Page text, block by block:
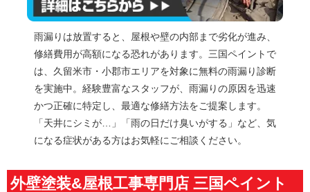
雨漏りは放置すると、屋根や壁の内部まで劣化が進み、
修繕費用が高額になる恐れがあります。三国ペイントで
は、久留米市・小郡市エリアを対象に無料の雨漏り診断
を実施中。経験豊富なスタッフが、雨漏りの原因を迅速
かつ正確に特定し、最適な修繕方法をご提案します。
「天井にシミが…」「雨の日だけ臭いがする」など、気
になる症状がある方はお気軽にご相談ください。
外壁塗装&屋根工事専門店 三国ペイント